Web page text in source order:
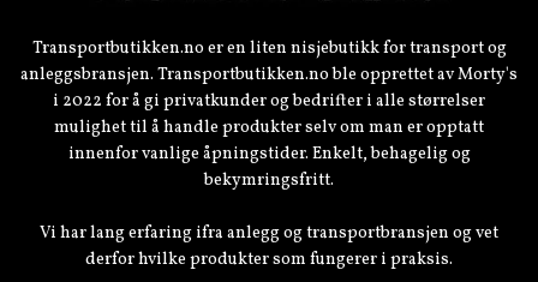
Transportbutikken.no er en liten nisjebutikk for transport og
anleggsbransjen. Transportbutikken.no ble opprettet av Morty's
i 2022 for å gi privatkunder og bedrifter i alle størrelser
mulighet til å handle produkter selv om man er opptatt
innenfor vanlige åpningstider. Enkelt, behagelig og
bekymringsfritt.
Vi har lang erfaring ifra anlegg og transportbransjen og vet
derfor hvilke produkter som fungerer i praksis.